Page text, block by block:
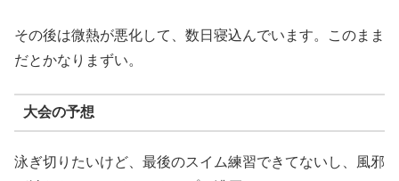
その後は微熱が悪化して、数日寝込んでいます。このまま
だとかなりまずい。
大会の予想
泳ぎ切りたいけど、最後のスイム練習できてないし、風邪